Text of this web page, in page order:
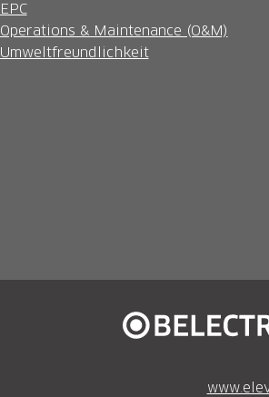
EPC
Operations & Maintenance (O&M)
Umweltfreundlichkeit